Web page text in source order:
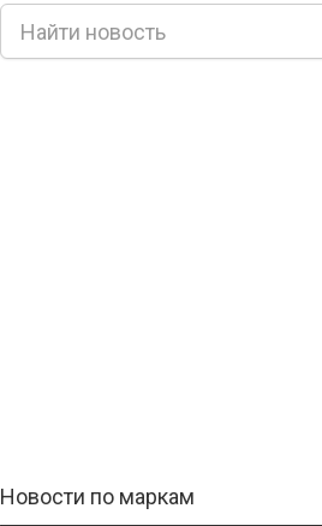
Новости по маркам